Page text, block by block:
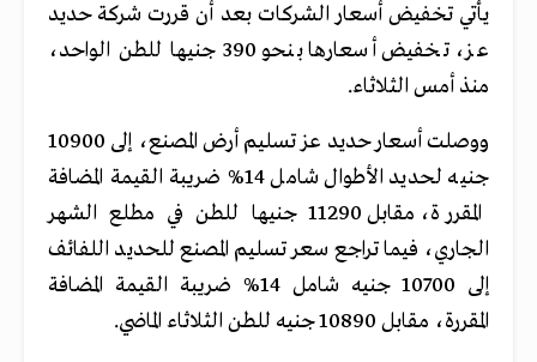
يأتي تخفيض أسعار الشركات بعد أن قررت شركة حديد
عز، تخفيض أسعارها بنحو 390 جنيها للطن الواحد،
منذ أمس الثلاثاء.
ووصلت أسعار حديد عز تسليم أرض المصنع، إلى 10900
جنيه لحديد الأطوال شامل 14% ضريبة القيمة المضافة
المقررة، مقابل 11290 جنيها للطن في مطلع الشهر
الجاري، فيما تراجع سعر تسليم المصنع للحديد اللفائف
إلى 10700 جنيه شامل 14% ضريبة القيمة المضافة
المقررة، مقابل 10890 جنيه للطن الثلاثاء الماضي.